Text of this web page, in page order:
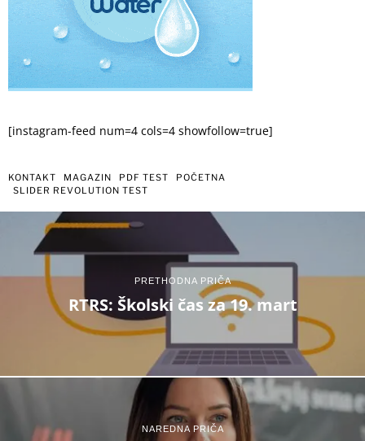
[instagram-feed num=4 cols=4 showfollow=true]
KONTAKT MAGAZIN PDF TEST
POČETNA
SLIDER REVOLUTION TEST
PRETHODNA PRIČA
RTRS: Školski čas za 19. mart
NAREDNA PRIČA